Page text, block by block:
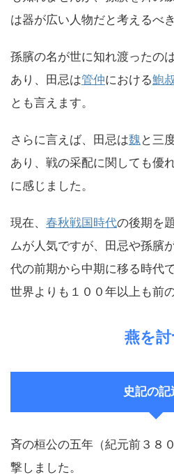
は器が広い人物だと考えるべ
孫臏の名が世に知れ渡ったの
あり、田忌は管仲における鮑叔
とも言えます。
さらに言えば、田忌は魏と三
あり、戦の采配に関しても優
に感じました。
現在、 春秋戦国時代の後期を
ムが人気ですが、田忌や孫臏
代の前期から中期に移る時代
世界よりも１００年以上も前
燕を討
史記の記
斉の桓公の五年（紀元前３８
撃しました。